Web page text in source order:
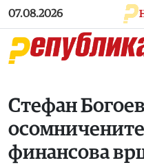
Skip to main content
07.08.2026
Стефан
финансова